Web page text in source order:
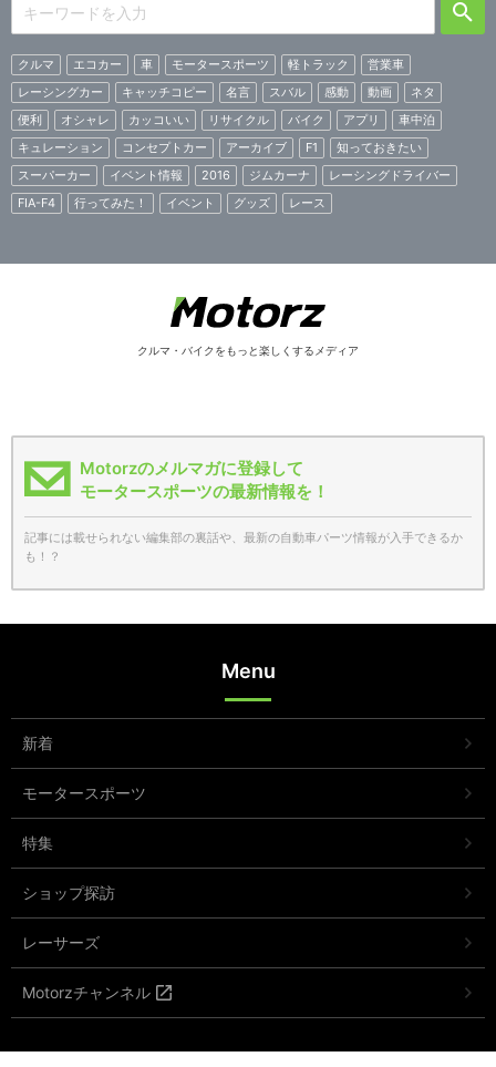
クルマ エコカー 車 モータースポーツ 軽トラック
営業車
レーシングカー
キャッチコピー 名言 スバル 感動 動画
ネタ
便利
オシャレ カッコいい リサイクル バイク アプリ
車中泊
キュレーション
コンセプトカー アーカイブ F1
知っておきたい
スーパーカー
イベント情報 2016 ジムカーナ
レーシングドライバー
FIA-F4
行ってみた！ イベント グッズ レース
クルマ・バイクをもっと楽しくするメディア
Motorzのメルマガに登録して
モータースポーツの最新情報を！
記事には載せられない編集部の裏話や、最新の自動車パーツ情報が入手できるか
も！？
Menu
新着
モータースポーツ
特集
ショップ探訪
レーサーズ
Motorzチャンネル